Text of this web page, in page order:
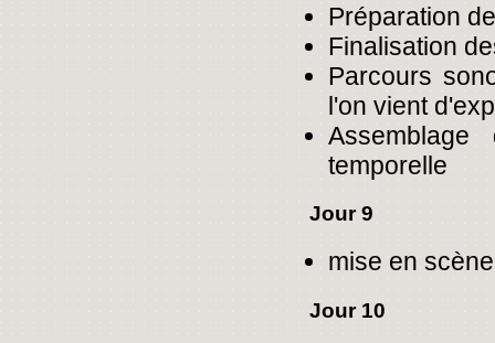
Préparation
Finalisation
Parcours
l'on vient
temporelle
Jour 9
mise en
Jour 10